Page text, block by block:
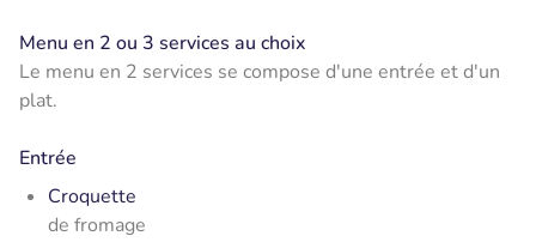
Menu en 2 ou 3 services au choix
Le menu en 2 services se compose d'une entrée et d'un
plat.
Entrée
Croquette
de fromage